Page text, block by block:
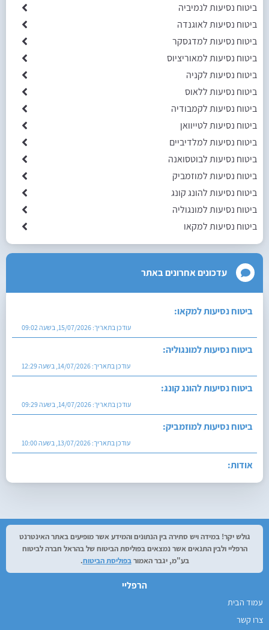
ביטוח נסיעות לנמיביה
ביטוח נסיעות לאוגנדה
ביטוח נסיעות למדגסקר
ביטוח נסיעות למאוריציוס
ביטוח נסיעות לקניה
ביטוח נסיעות ללאוס
ביטוח נסיעות לקמבודיה
ביטוח נסיעות לטייוואן
ביטוח נסיעות למלדיביים
ביטוח נסיעות לבוטסואנה
ביטוח נסיעות למוזמביק
ביטוח נסיעות להונג קונג
ביטוח נסיעות למונגוליה
ביטוח נסיעות למקאו
עדכונים אחרונים באתר
ביטוח נסיעות למקאו:
עודכן בתאריך: 15/07/2026, בשעה 09:02
ביטוח נסיעות למונגוליה:
עודכן בתאריך: 14/07/2026, בשעה 12:29
ביטוח נסיעות להונג קונג:
עודכן בתאריך: 14/07/2026, בשעה 09:29
ביטוח נסיעות למוזמביק:
עודכן בתאריך: 13/07/2026, בשעה 10:00
אודות:
עודכן בתאריך:27/07/2026, בשעה 12:29
גולש יקר! במידה ויש סתירה בין הנתונים והמידע אשר מופיעים באתר האינטרנט
הרפליי ולבין התנאים אשר נמצאים בפוליסת הביטוח של בהראל חברה לביטוח
בע"מ, יגבר האמורבפוליסת הביטוח.
הרפליי
עמוד הבית
צרו קשר